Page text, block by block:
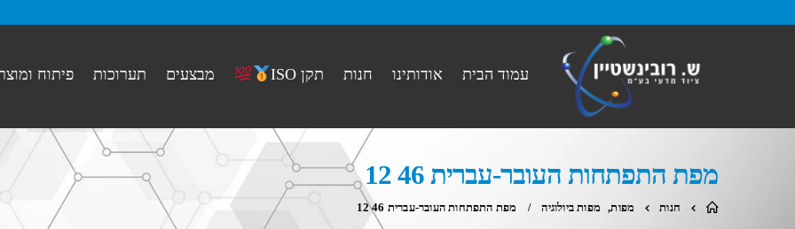
עמוד הבית אודותינו חנות תקן ISO מבצעים תערוכות פיתוח
מפת התפתחות העובר-עברית 46 12
חנות מפות, מפות ביולוגיה מפת התפתחות העובר-עברית 46 12